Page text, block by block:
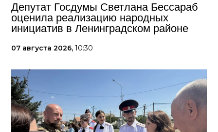
Депутат Госдумы Светлана Бессараб
оценила реализацию народных
инициатив в Ленинградском районе
07 августа 2026, 10:30